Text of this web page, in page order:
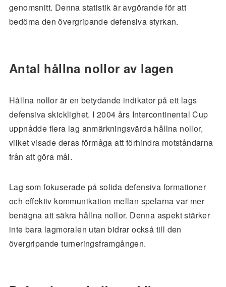
genomsnitt. Denna statistik är avgörande för att
bedöma den övergripande defensiva styrkan.
Antal hållna nollor av lagen
Hållna nollor är en betydande indikator på ett lags
defensiva skicklighet. I 2004 års Intercontinental Cup
uppnådde flera lag anmärkningsvärda hållna nollor,
vilket visade deras förmåga att förhindra motståndarna
från att göra mål.
Lag som fokuserade på solida defensiva formationer
och effektiv kommunikation mellan spelarna var mer
benägna att säkra hållna nollor. Denna aspekt stärker
inte bara lagmoralen utan bidrar också till den
övergripande turneringsframgången.